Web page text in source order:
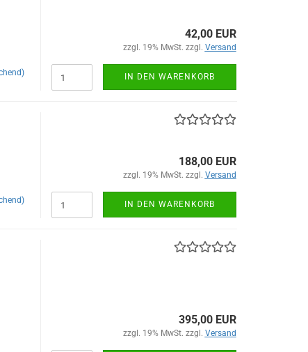
42,00 EUR
zzgl. 19% MwSt. zzgl. Versand
IN DEN WARENKORB
188,00 EUR
zzgl. 19% MwSt. zzgl. Versand
IN DEN WARENKORB
395,00 EUR
zzgl. 19% MwSt. zzgl. Versand